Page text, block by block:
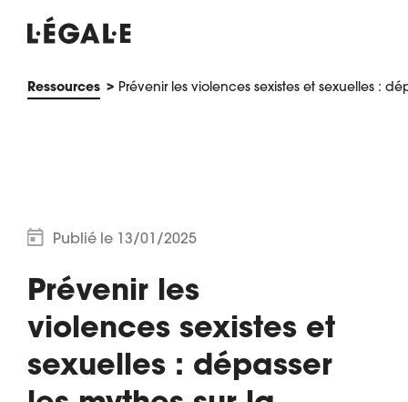
NOS FORMATIONS
CONFÉRENCES & ATELIERS
COMMUNICATION
Ressources Prévenir les violences sexistes et sexuelles :
Publié le 13/01/2025
Prévenir les
violences sexistes et
sexuelles : dépasser